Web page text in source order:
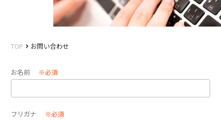
TOP お問い合わせ
お名前 ※必須
フリガナ ※必須